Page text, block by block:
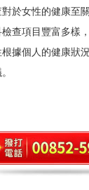
於女性的健康至
查項目豐富多樣
據個人的健康狀